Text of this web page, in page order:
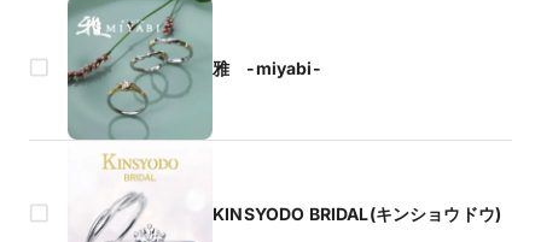
雅 -miyabi-
KINSYODO BRIDAL(キンショウドウ)